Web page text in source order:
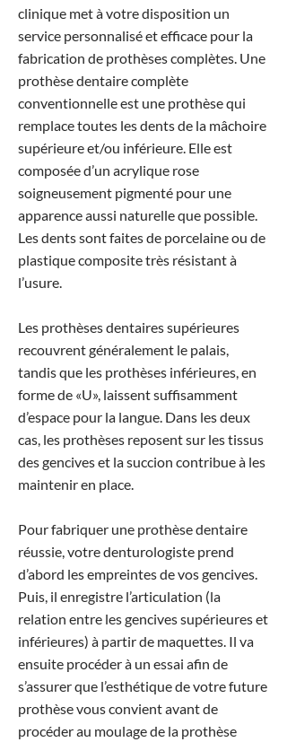
clinique met à votre disposition un
service personnalisé et efficace pour la
fabrication de prothèses complètes. Une
prothèse dentaire complète
conventionnelle est une prothèse qui
remplace toutes les dents de la mâchoire
supérieure et/ou inférieure. Elle est
composée d’un acrylique rose
soigneusement pigmenté pour une
apparence aussi naturelle que possible.
Les dents sont faites de porcelaine ou de
plastique composite très résistant à
l’usure.
Les prothèses dentaires supérieures
recouvrent généralement le palais,
tandis que les prothèses inférieures, en
forme de «U», laissent suffisamment
d’espace pour la langue. Dans les deux
cas, les prothèses reposent sur les tissus
des gencives et la succion contribue à les
maintenir en place.
Pour fabriquer une prothèse dentaire
réussie, votre denturologiste prend
d’abord les empreintes de vos gencives.
Puis, il enregistre l’articulation (la
relation entre les gencives supérieures et
inférieures) à partir de maquettes. Il va
ensuite procéder à un essai afin de
s’assurer que l’esthétique de votre future
prothèse vous convient avant de
procéder au moulage de la prothèse